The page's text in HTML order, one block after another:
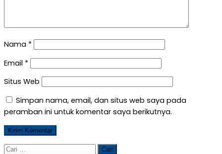
Nama *
Email *
Situs Web
Simpan nama, email, dan situs web saya pada
peramban ini untuk komentar saya berikutnya.
Cari